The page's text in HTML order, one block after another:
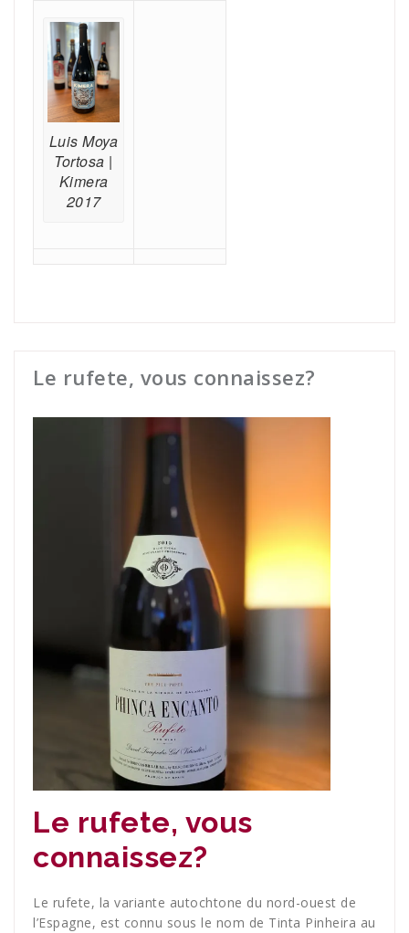
Luis Moya
Tortosa |
Kimera
2017
Le rufete, vous connaissez?
Le rufete, vous
connaissez?
Le rufete, la variante autochtone du nord-ouest de
l’Espagne, est connu sous le nom de Tinta Pinheira au